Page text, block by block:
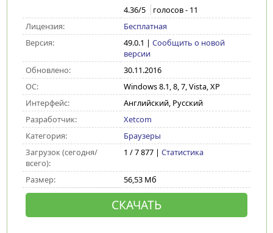
4.36/5 голосов - 11
Лицензия:
Бесплатная
Версия:
49.0.1 | Сообщить о новой
версии
Обновлено:
30.11.2016
ОС:
Windows 8.1, 8, 7, Vista, XP
Интерфейс:
Английский, Русский
Разработчик:
Xetcom
Категория:
Браузеры
Загрузок (сегодня/
всего):
1 / 7 877 | Статистика
Размер: 56,53 Мб
СКАЧАТЬ